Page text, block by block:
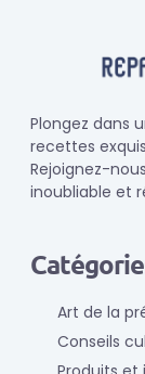
Plongez dans
recettes
Rejoignez-
inoubliable et
Art de la
Conseils